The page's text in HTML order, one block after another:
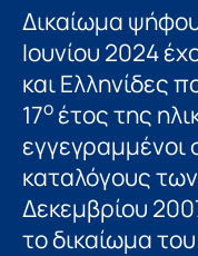
Δικαίωμα
Ιουνίου 2024
και Ελληνίδες
17ο έτος της
εγγεγραμμένοι
καταλόγους
Δεκεμβρίου
το δικαίωμα του